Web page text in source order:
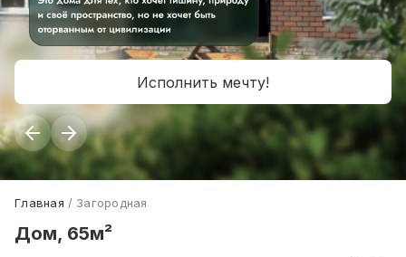
Исполнить мечту!
Главная Загородная
Дом, 65м²